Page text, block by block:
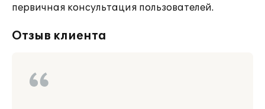
первичная консультация пользователей.
Отзыв клиента